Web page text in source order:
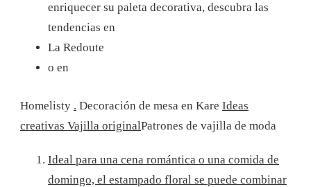
enriquecer su paleta decorativa, descubra las
tendencias en
La Redoute
o en
Homelisty . Decoración de mesa en Kare Ideas
creativas Vajilla originalPatrones de vajilla de moda
Ideal para una cena romántica o una comida de
domingo, el estampado floral se puede combinar